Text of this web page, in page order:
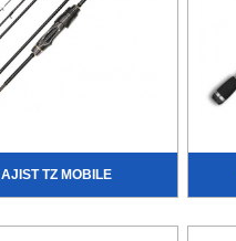
AJIST TZ MOBILE